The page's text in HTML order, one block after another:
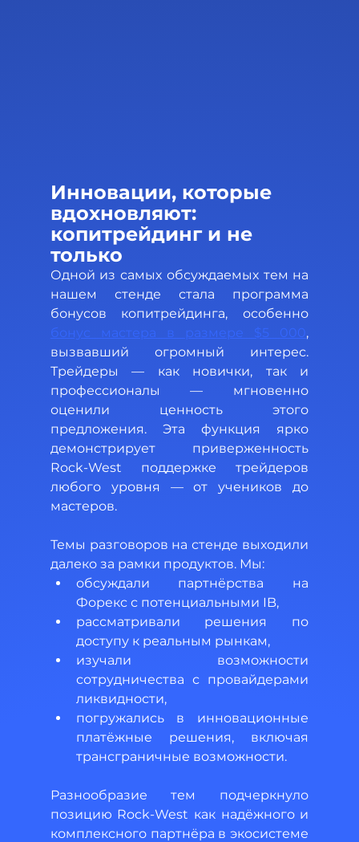
Инновации, которые
вдохновляют:
копитрейдинг и не
только
Одной из самых обсуждаемых тем на
нашем стенде стала программа
бонус мастера в размере $5 000,
вызвавший огромный интерес.
Трейдеры — как новички, так и
профессионалы — мгновенно
оценили ценность этого
предложения. Эта функция ярко
демонстрирует приверженность
Rock-West поддержке трейдеров
любого уровня — от учеников до
мастеров.
Темы разговоров на стенде выходили
далеко за рамки продуктов. Мы:
обсуждали партнёрства на
Форекс с потенциальными IB,
рассматривали решения по
доступу к реальным рынкам,
изучали возможности
сотрудничества с провайдерами
ликвидности,
погружались в инновационные
платёжные решения, включая
трансграничные возможности.
Разнообразие тем подчеркнуло
позицию Rock-West как надёжного и
комплексного партнёра в экосистеме